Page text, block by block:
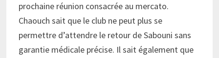
prochaine réunion consacrée au mercato.
Chaouch sait que le club ne peut plus se
permettre d’attendre le retour de Sabouni sans
garantie médicale précise. Il sait également que